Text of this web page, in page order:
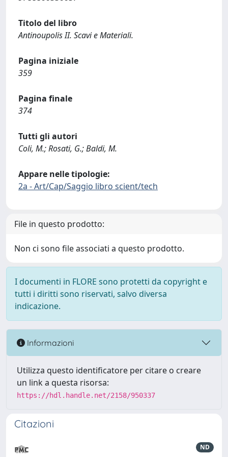
Titolo del libro
Antinoupolis II. Scavi e Materiali.
Pagina iniziale
359
Pagina finale
374
Tutti gli autori
Coli, M.; Rosati, G.; Baldi, M.
Appare nelle tipologie:
2a - Art/Cap/Saggio libro scient/tech
File in questo prodotto:
Non ci sono file associati a questo prodotto.
I documenti in FLORE sono protetti da copyright e
tutti i diritti sono riservati, salvo diversa
indicazione.
Informazioni
Utilizza questo identificatore per citare o creare
un link a questa risorsa:
https://hdl.handle.net/2158/950337
Citazioni
ND